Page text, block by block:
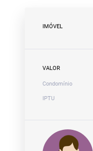
IMÓVEL
VALOR
Condomínio
IPTU